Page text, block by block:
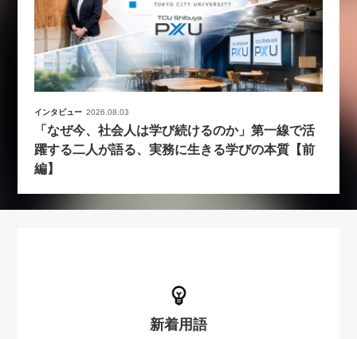
インタビュー 2026.08.03
「なぜ今、社会人は学び続けるのか」第一線で活
躍する二人が語る、実務に生きる学びの本質【前
編】
新着用語